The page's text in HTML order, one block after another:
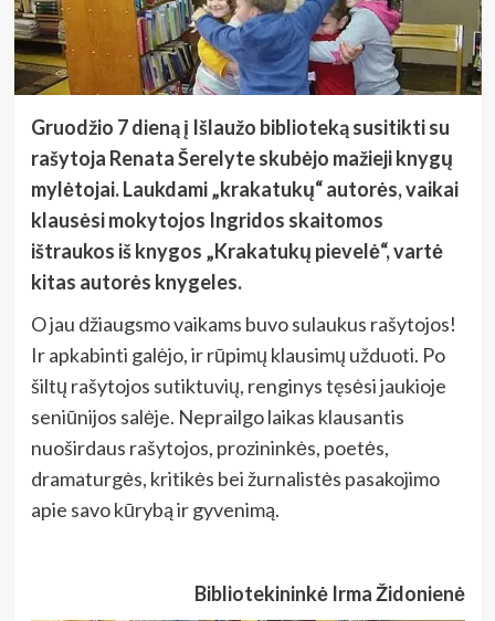
Gruodžio 7 dieną į Išlaužo biblioteką susitikti su
rašytoja Renata Šerelyte skubėjo mažieji knygų
mylėtojai. Laukdami „krakatukų“ autorės, vaikai
klausėsi mokytojos Ingridos skaitomos
ištraukos iš knygos „Krakatukų pievelė“, vartė
kitas autorės knygeles.
O jau džiaugsmo vaikams buvo sulaukus rašytojos!
Ir apkabinti galėjo, ir rūpimų klausimų užduoti. Po
šiltų rašytojos sutiktuvių, renginys tęsėsi jaukioje
seniūnijos salėje. Neprailgo laikas klausantis
nuoširdaus rašytojos, prozininkės, poetės,
dramaturgės, kritikės bei žurnalistės pasakojimo
apie savo kūrybą ir gyvenimą.
Bibliotekininkė Irma Židonienė